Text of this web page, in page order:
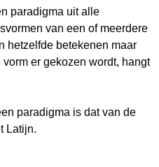
paradigma uit alle
van een of meerdere
hetzelfde betekenen maar
er gekozen wordt, hangt
paradigma is dat van de
Latijn.